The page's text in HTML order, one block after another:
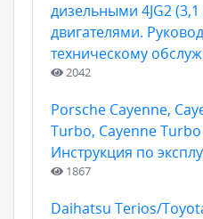
дизельными 4JG2 (3,1
двигателями.
техническому
2042
Porsche Cayenne,
Turbo, Cayenne Turbo
Инструкция по
1867
Daihatsu Terios/